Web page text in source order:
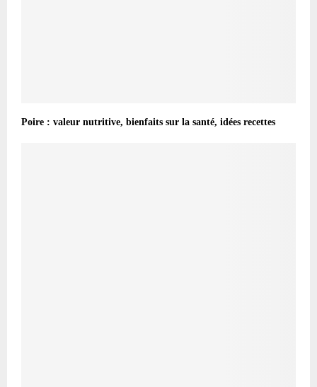
Poire : valeur nutritive, bienfaits sur la santé, idées recettes